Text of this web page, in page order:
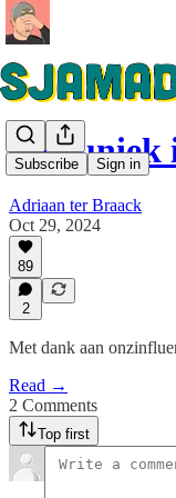
Subscribe Sign in
Een
Adriaan ter Braack
Oct 29, 2024
89
2
Met dank aan
Read →
2 Comments
Top first